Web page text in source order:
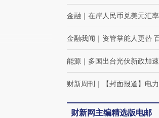
金融 ｜ 在岸人民币兑美元汇
金融我闻 ｜ 资管掌舵人更替
能源 ｜ 多国出台光伏新政加
财新周刊 ｜ 【封面报道】电
财新网主编精选版电邮